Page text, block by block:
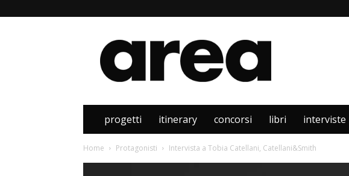
Area
progetti itinerary concorsi libri interviste
Home Protagonisti Intervista a Tobia Catellani, Catellani&Smith